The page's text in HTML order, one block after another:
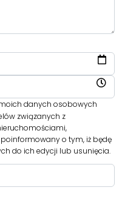
danych osobowych
związanych z
o tym, iż będę
do ich edycji lub usunięcia.